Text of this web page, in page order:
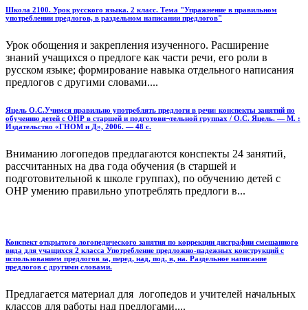
Школа 2100. Урок русского языка. 2 класс. Тема "Упражнение в правильном
употреблении предлогов, в раздельном написании предлогов"
Урок обощения и закрепления изученного. Расширение
знаний учащихся о предлоге как части речи, его роли в
русском языке; формирование навыка отдельного написания
предлогов с другими словами....
Яцель О.С.Учимся правильно употреблять предлоги в речи: конспекты занятий по
обучению детей с ОНР в старшей и подготови¬тельной группах / О.С. Яцель. — М. :
Издательство «ГНОМ и Д», 2006. — 48 с.
Вниманию логопедов предлагаются конспекты 24 занятий,
рассчи­танных на два года обучения (в старшей и
подготовительной к школе группах), по обучению детей с
ОНР умению правильно употреблять предлоги в...
Конспект открытого логопедического занятия по коррекции дисграфии смешанного
вида для учащихся 2 класса Употребление предложно-падежных конструкций с
использованием предлогов за, перед, над, под, в, на. Раздельное написание
предлогов с другими словами.
Предлагается материал для логопедов и учителей начальных
классов для работы над предлогами....